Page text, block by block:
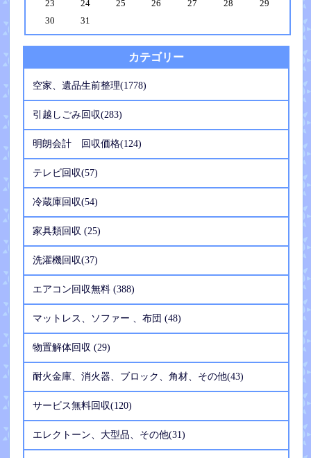
23
24 25 26 27 28
29
30
31
カテゴリー
空家、遺品生前整理(1778)
引越しごみ回収(283)
明朗会計 回収価格(124)
テレビ回収(57)
冷蔵庫回収(54)
家具類回収 (25)
洗濯機回収(37)
エアコン回収無料 (388)
マットレス、ソファー 、布団 (48)
物置解体回収 (29)
耐火金庫、消火器、ブロック、角材、その他(43)
サービス無料回収(120)
エレクトーン、大型品、その他(31)